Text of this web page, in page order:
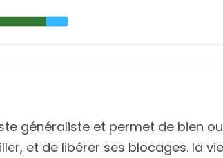
généraliste et permet de bien
et de libérer ses blocages. la